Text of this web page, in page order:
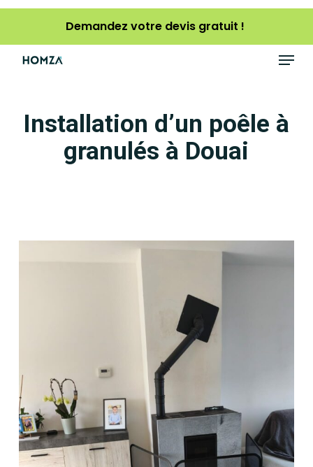
Skip
main
content
Demandez votre devis gratuit !
Menu
Installation d’un poêle à
granulés à Douai